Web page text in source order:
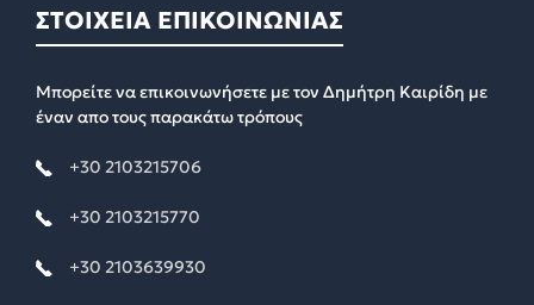
ΣΤΟΙΧΕΙΑ ΕΠΙΚΟΙΝΩΝΙΑΣ
Μπορείτε να επικοινωνήσετε με τον Δημήτρη Καιρίδη με
έναν απο τους παρακάτω τρόπους
+30 2103215706
+30 2103215770
+30 2103639930